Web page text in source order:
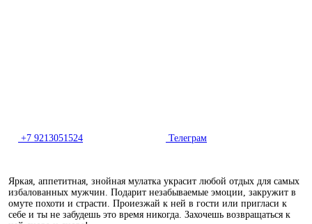
+7 9213051524 Телеграм
Яркая, аппетитная, знойная мулатка украсит любой отдых для самых
избалованных мужчин. Подарит незабываемые эмоции, закружит в
омуте похоти и страсти. Проиезжай к ней в гости или пригласи к
себе и ты не забудешь это время никогда. Захочешь возвращаться к